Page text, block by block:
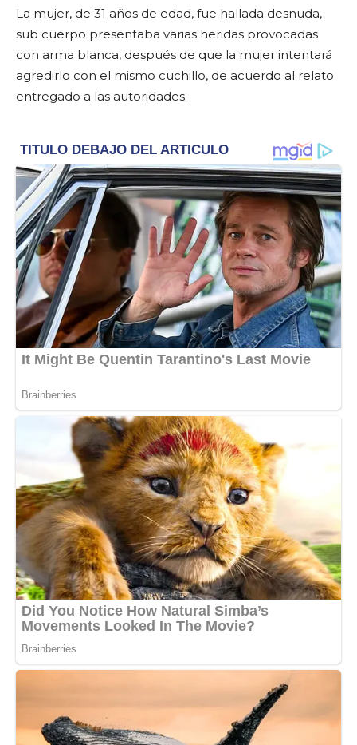
La mujer, de 31 años de edad, fue hallada desnuda,
sub cuerpo presentaba varias heridas provocadas
con arma blanca, después de que la mujer intentará
agredirlo con el mismo cuchillo, de acuerdo al relato
entregado a las autoridades.